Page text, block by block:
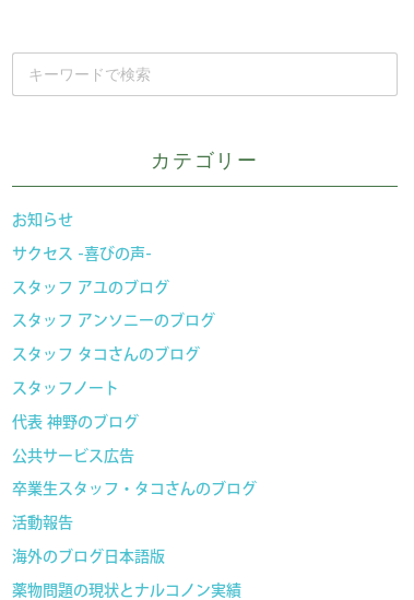
カテゴリー
お知らせ
サクセス -喜びの声-
スタッフ アユのブログ
スタッフ アンソニーのブログ
スタッフ タコさんのブログ
スタッフノート
代表 神野のブログ
公共サービス広告
卒業生スタッフ・タコさんのブログ
活動報告
海外のブログ日本語版
薬物問題の現状とナルコノン実績